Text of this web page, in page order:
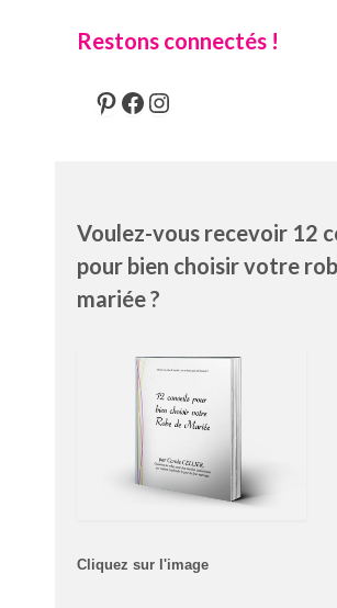
Restons connectés !
Pinterest
Facebook
Instagram
Voulez-vous recevoir 12
pour bien choisir votre
mariée ?
Cliquez sur l'image